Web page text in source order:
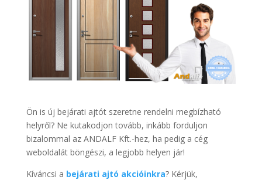
Ön is új bejárati ajtót szeretne rendelni megbízható
helyről? Ne kutakodjon tovább, inkább forduljon
bizalommal az ANDALF Kft.-hez, ha pedig a cég
weboldalát böngészi, a legjobb helyen jár!
Kíváncsi a bejárati ajtó akcióinkra? Kérjük,